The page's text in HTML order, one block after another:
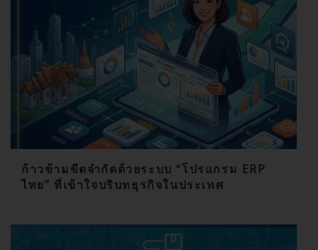
ก้าวข้ามขีดจำกัดด้วยระบบ “โปรแกรม ERP
ไทย” ที่เข้าใจบริบทธุรกิจในประเทศ